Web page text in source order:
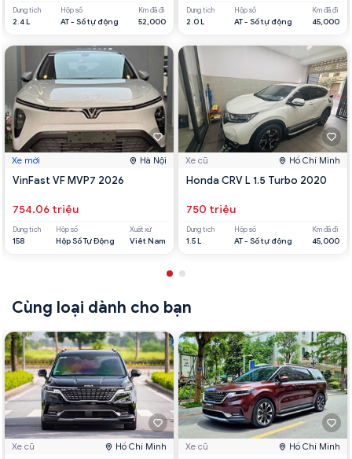
Dung tích
2.4 L
Hộp số
AT - Số tự động
Km đã đi
52,000
Xe mới Hà Nội
VinFast VF MVP7 2026
754.06 triệu
Dung tích
158
Hộp số
Hộp Số Tự Động
Xuất xứ
Viêt Nam
Dung tích
2.0 L
Hộp số
AT - Số tự động
Km đã đi
45,000
Xe cũ Hồ Chí Minh
Honda CRV L 1.5 Turbo 2020
750 triệu
Dung tích
1.5 L
Hộp số
AT - Số tự động
Km đã đi
45,000
Cùng loại dành cho bạn
Xe cũ Hồ Chí Minh Xe cũ Hồ Chí Minh